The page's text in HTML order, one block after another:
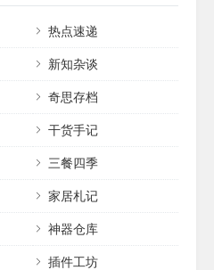
热点速递
新知杂谈
奇思存档
干货手记
三餐四季
家居札记
神器仓库
插件工坊